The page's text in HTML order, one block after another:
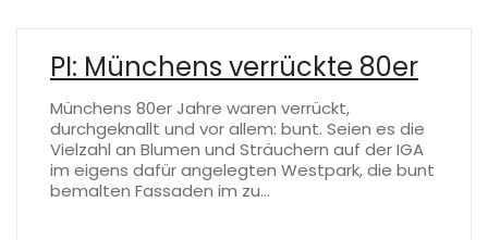
PI: Münchens verrückte 80er
Münchens 80er Jahre waren verrückt,
durchgeknallt und vor allem: bunt. Seien es die
Vielzahl an Blumen und Sträuchern auf der IGA
im eigens dafür angelegten Westpark, die bunt
bemalten Fassaden im zu…